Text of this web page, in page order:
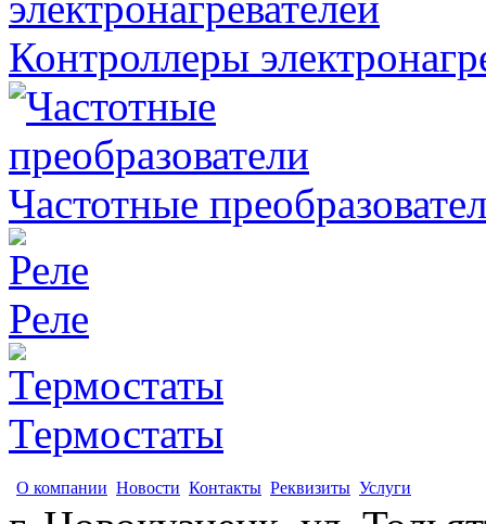
Контроллеры
Частотные
Реле
Термостаты
О компании Новости Контакты Реквизиты Услуги